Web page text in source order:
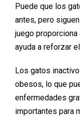
Puede que los
antes, pero
juego
ayuda a reforzar
Los gatos
obesos, lo que
enfermedades
importantes para